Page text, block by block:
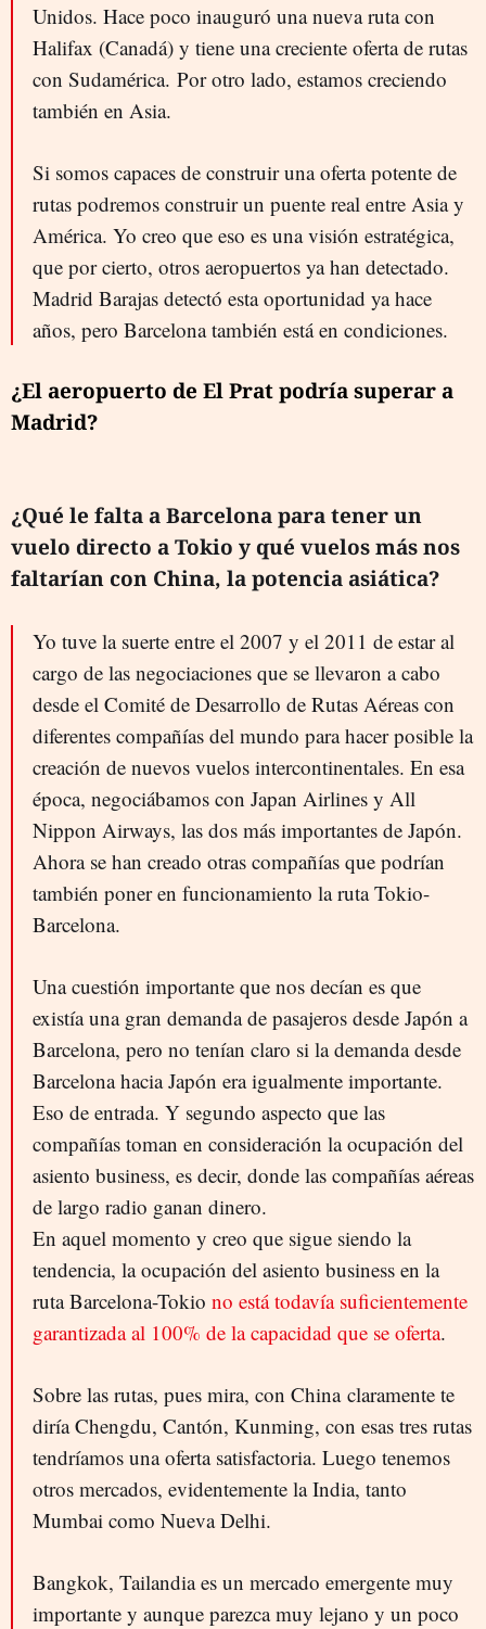
Unidos. Hace poco inauguró una nueva ruta con
Halifax (Canadá) y tiene una creciente oferta de rutas
con Sudamérica. Por otro lado, estamos creciendo
también en Asia.
Si somos capaces de construir una oferta potente de
rutas podremos construir un puente real entre Asia y
América. Yo creo que eso es una visión estratégica,
que por cierto, otros aeropuertos ya han detectado.
Madrid Barajas detectó esta oportunidad ya hace
años, pero Barcelona también está en condiciones.
¿El aeropuerto de El Prat podría superar a
Madrid?
¿Qué le falta a Barcelona para tener un
vuelo directo a Tokio y qué vuelos más nos
faltarían con China, la potencia asiática?
Yo tuve la suerte entre el 2007 y el 2011 de estar al
cargo de las negociaciones que se llevaron a cabo
desde el Comité de Desarrollo de Rutas Aéreas con
diferentes compañías del mundo para hacer posible la
creación de nuevos vuelos intercontinentales. En esa
época, negociábamos con Japan Airlines y All
Nippon Airways, las dos más importantes de Japón.
Ahora se han creado otras compañías que podrían
también poner en funcionamiento la ruta Tokio-
Barcelona.
Una cuestión importante que nos decían es que
existía una gran demanda de pasajeros desde Japón a
Barcelona, pero no tenían claro si la demanda desde
Barcelona hacia Japón era igualmente importante.
Eso de entrada. Y segundo aspecto que las
compañías toman en consideración la ocupación del
asiento business, es decir, donde las compañías aéreas
de largo radio ganan dinero.
En aquel momento y creo que sigue siendo la
tendencia, la ocupación del asiento business en la
ruta Barcelona-Tokio no está todavía suficientemente
garantizada al 100% de la capacidad que se oferta.
Sobre las rutas, pues mira, con China claramente te
diría Chengdu, Cantón, Kunming, con esas tres rutas
tendríamos una oferta satisfactoria. Luego tenemos
otros mercados, evidentemente la India, tanto
Mumbai como Nueva Delhi.
Bangkok, Tailandia es un mercado emergente muy
importante y aunque parezca muy lejano y un poco